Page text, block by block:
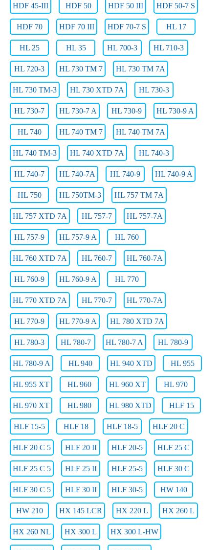
HDF 45-III HDF 50 HDF 50 III HDF 50-7 S
HDF 70 HDF 70 III HDF 70-7 S HL 17
HL 25 HL 35 HL 700-3 HL 710-3
HL 720-3 HL 730 TM 7 HL 730 TM 7A
HL 730 TM-3 HL 730 XTD 7A HL 730-3
HL 730-7 HL 730-7 A HL 730-9 HL 730-9 A
HL 740 HL 740 TM 7 HL 740 TM 7A
HL 740 TM-3 HL 740 XTD 7A HL 740-3
HL 740-7 HL 740-7A HL 740-9 HL 740-9 A
HL 750 HL 750TM-3 HL 757 TM 7A
HL 757 XTD 7A HL 757-7 HL 757-7A
HL 757-9 HL 757-9 A HL 760
HL 760 XTD 7A HL 760-7 HL 760-7A
HL 760-9 HL 760-9 A HL 770
HL 770 XTD 7A HL 770-7 HL 770-7A
HL 770-9 HL 770-9 A HL 780 XTD 7A
HL 780-3 HL 780-7 HL 780-7 A HL 780-9
HL 780-9 A HL 940 HL 940 XTD HL 955
HL 955 XT HL 960 HL 960 XT HL 970
HL 970 XT HL 980 HL 980 XTD HLF 15
HLF 15-5 HLF 18 HLF 18-5 HLF 20 C
HLF 20 C 5 HLF 20 II HLF 20-5 HLF 25 C
HLF 25 C 5 HLF 25 II HLF 25-5 HLF 30 C
HLF 30 C 5 HLF 30 II HLF 30-5 HW 140
HW 210 HX 145 LCR HX 220 L HX 260 L
HX 260 NL HX 300 L HX 300 L-HW